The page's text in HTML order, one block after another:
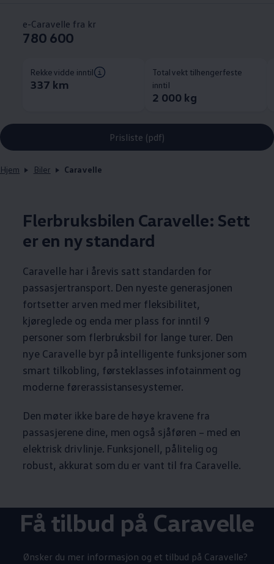
e-Caravelle fra kr
780 600
Rekkevidde inntil
337 km
Totalvekt tilhengerfeste
inntil
2 000 kg
Prisliste (pdf)
Hjem Biler Caravelle
Flerbruksbilen Caravelle: Sett
er en ny standard
Caravelle har i årevis satt standarden for
passasjertransport. Den nyeste generasjonen
fortsetter arven med mer fleksibilitet,
kjøreglede og enda mer plass for inntil 9
personer som flerbruksbil for lange turer. Den
nye Caravelle byr på intelligente funksjoner som
smart tilkobling, førsteklasses infotainment og
moderne førerassistansesystemer.
Den møter ikke bare de høye kravene fra
passasjerene dine, men også sjåføren – med en
elektrisk drivlinje. Funksjonell, pålitelig og
robust, akkurat som du er vant til fra Caravelle.
Få tilbud på Caravelle
Ønsker du mer informasjon og et tilbud på Caravelle?